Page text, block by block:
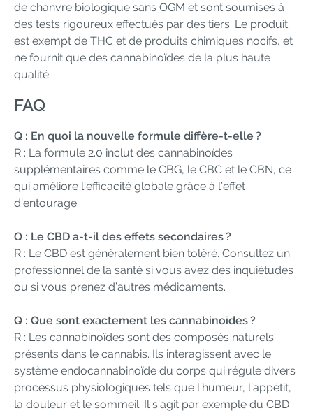
de chanvre biologique sans OGM et sont soumises à
des tests rigoureux effectués par des tiers. Le produit
est exempt de THC et de produits chimiques nocifs, et
ne fournit que des cannabinoïdes de la plus haute
qualité.
FAQ
Q : En quoi la nouvelle formule diffère-t-elle ?
R : La formule 2.0 inclut des cannabinoïdes
supplémentaires comme le CBG, le CBC et le CBN, ce
qui améliore l’efficacité globale grâce à l’effet
d’entourage.
Q : Le CBD a-t-il des effets secondaires ?
R : Le CBD est généralement bien toléré. Consultez un
professionnel de la santé si vous avez des inquiétudes
ou si vous prenez d’autres médicaments.
Q : Que sont exactement les cannabinoïdes ?
R : Les cannabinoïdes sont des composés naturels
présents dans le cannabis. Ils interagissent avec le
système endocannabinoïde du corps qui régule divers
processus physiologiques tels que l’humeur, l’appétit,
la douleur et le sommeil. Il s’agit par exemple du CBD